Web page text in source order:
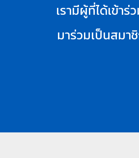
เรามีผู้ที่ได้เข้า
มาร่วมเป็นสม